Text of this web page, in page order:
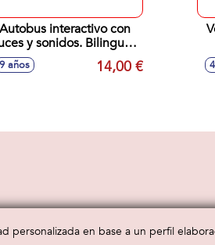
Autobus interactivo con
y sonidos. Bilingue.
27,50x25x13,50 cm -
Modelos surtidos
9 años 14,00 €
personalizada en base a un perfil